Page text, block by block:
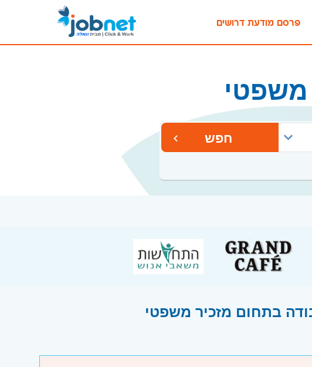
פרסם מודעת דרושים
משפטי
חפש